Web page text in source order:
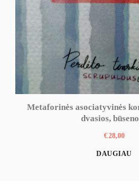
Metaforinės asociatyvinės
dvasios,
€28,00
DAUGIAU